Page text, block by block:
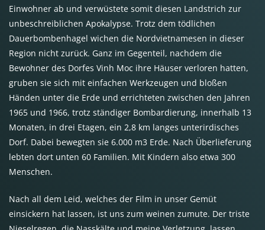
Einwohner ab und verwüstete somit diesen Landstrich zur
unbeschreiblichen Apokalypse. Trotz dem tödlichen
Dauerbombenhagel wichen die Nordvietnamesen in dieser
Region nicht zurück. Ganz im Gegenteil, nachdem die
Bewohner des Dorfes Vinh Moc ihre Häuser verloren hatten,
gruben sie sich mit einfachen Werkzeugen und bloßen
Händen unter die Erde und errichteten zwischen den Jahren
1965 und 1966, trotz ständiger Bombardierung, innerhalb 13
Monaten, in drei Etagen, ein 2,8 km langes unterirdisches
Dorf. Dabei bewegten sie 6.000 m3 Erde. Nach Überlieferung
lebten dort unten 60 Familien. Mit Kindern also etwa 300
Menschen.
Nach all dem Leid, welches der Film in unser Gemüt
einsickern hat lassen, ist uns zum weinen zumute. Der triste